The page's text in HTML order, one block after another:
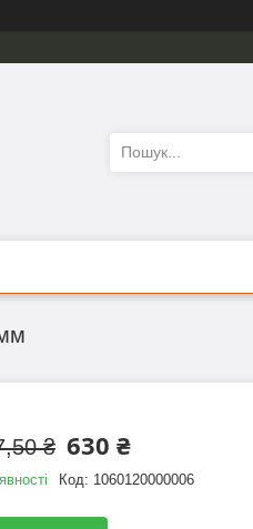
₴ 630 ₴
Код: 1060120000006